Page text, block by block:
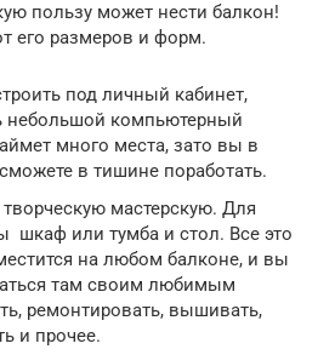
пользу может нести балкон!
его размеров и форм.
под личный кабинет,
небольшой компьютерный
много места, зато вы в
в тишине поработать.
мастерскую. Для
шкаф или тумба и стол. Все это
на любом балконе, и вы
там своим любимым
ремонтировать, вышивать,
и прочее.